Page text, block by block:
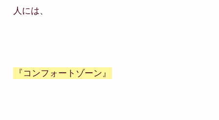
人には、
『コンフォートゾーン』